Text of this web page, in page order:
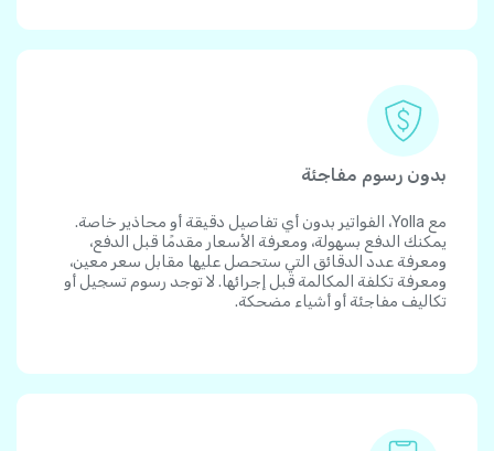
بدون رسوم مفاجئة
مع Yolla، الفواتير بدون أي تفاصيل دقيقة أو محاذير خاصة.
يمكنك الدفع بسهولة، ومعرفة الأسعار مقدمًا قبل الدفع،
ومعرفة عدد الدقائق التي ستحصل عليها مقابل سعر معين،
ومعرفة تكلفة المكالمة قبل إجرائها. لا توجد رسوم تسجيل أو
تكاليف مفاجئة أو أشياء مضحكة.